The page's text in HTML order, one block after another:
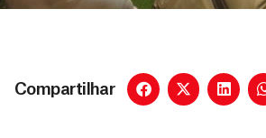
Compartilhar